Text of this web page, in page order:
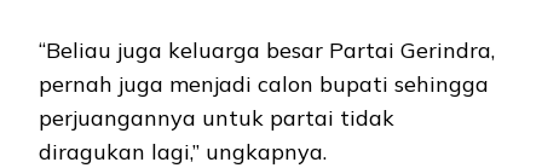
“Beliau juga keluarga besar Partai Gerindra,
pernah juga menjadi calon bupati sehingga
perjuangannya untuk partai tidak
diragukan lagi,” ungkapnya.